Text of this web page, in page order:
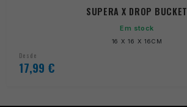
SUPERA X DROP BUCKET
Em stock
16 X 16 X 16CM
Desde
17,99 €